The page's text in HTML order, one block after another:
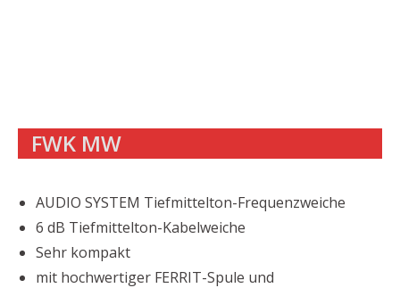
FWK MW
AUDIO SYSTEM Tiefmittelton-Frequenzweiche
6 dB Tiefmittelton-Kabelweiche
Sehr kompakt
mit hochwertiger FERRIT-Spule und